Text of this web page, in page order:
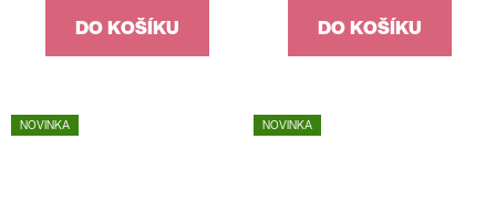
DO KOŠÍKU DO KOŠÍKU
NOVINKA NOVINKA